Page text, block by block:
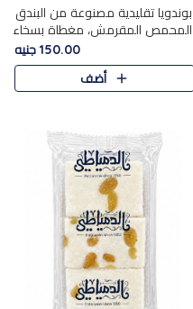
بوندويا تقليدية مصنوعة من البندق
المحمص المقرمش، مغطاة بسخاء
بشوكولاتة فاخرة غنية لتحقيق
التوازن المثالي بين قوام القرمشة
ونكهة الشوكولاتة ا..
150.00 جنيه
أضف